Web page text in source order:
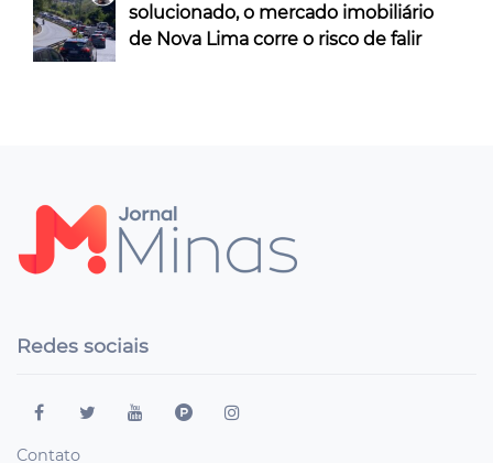
solucionado, o mercado imobiliário
de Nova Lima corre o risco de falir
Redes sociais
Contato